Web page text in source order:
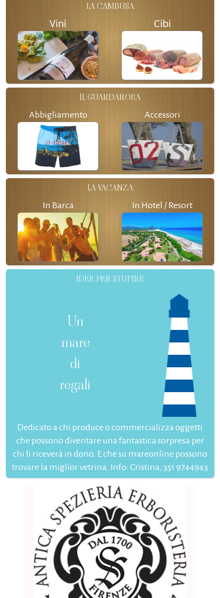
LA CAMBUSA
Vini Cibi
IL GUARDAROBA
Abbigliamento Accessori
LA VACANZA
In Barca In Hotel / Resort
IDEE PER STUPIRE
Un
mare
di
regali
Dedicato a chi produce o commercializza oggetti
che possono diventare una fantastica sorpresa per
chi li riceverà in dono. E che su mareonline possono
trovare la miglior vetrina. Info: Cristina, 351 9744943